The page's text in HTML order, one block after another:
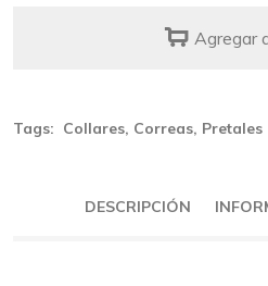
Agregar
Tags: Collares, Correas, Pretales
DESCRIPCIÓN